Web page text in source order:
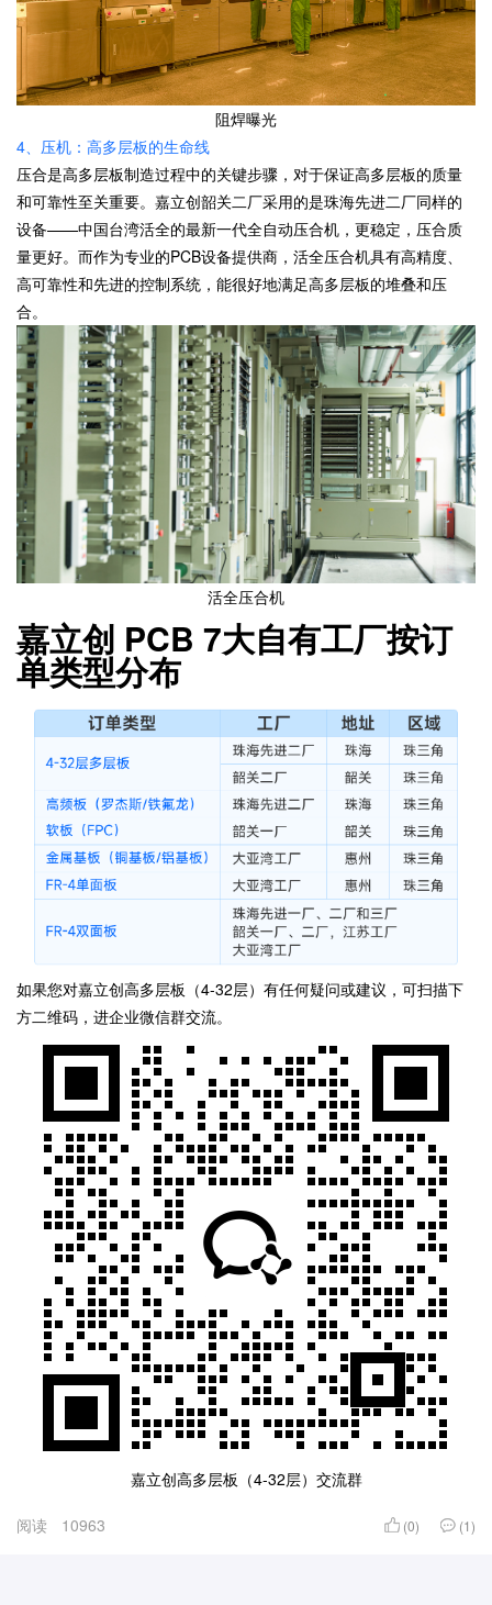
阻焊曝光
4、压机：高多层板的生命线
压合是高多层板制造过程中的关键步骤，对于保证高多层板的质量
和可靠性至关重要。嘉立创韶关二厂采用的是珠海先进二厂同样的
设备——中国台湾活全的最新一代全自动压合机，更稳定，压合质
量更好。而作为专业的PCB设备提供商，活全压合机具有高精度、
高可靠性和先进的控制系统，能很好地满足高多层板的堆叠和压
合。
活全压合机
嘉立创 PCB 7大自有工厂按订
单类型分布
如果您对嘉立创高多层板（4-32层）有任何疑问或建议，可扫描下
方二维码，进企业微信群交流。
嘉立创高多层板（4-32层）交流群
阅读 10963 (0) (1)